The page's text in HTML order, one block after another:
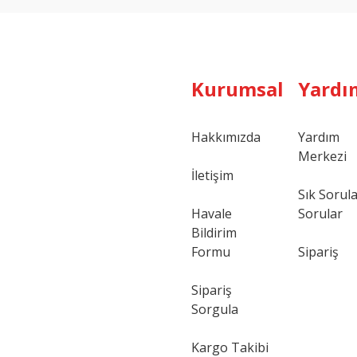
Kurumsal
Hakkımızda
İletişim
Havale
Bildirim
Formu
Sipariş
Sorgula
Kargo Takibi
Yardım
Merkezi
Sık
Sorular
Sipariş